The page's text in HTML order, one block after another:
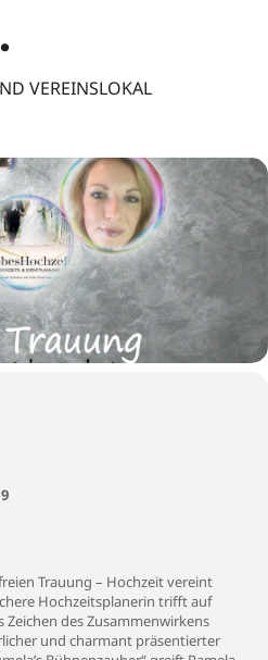
VEREINSLOKAL
Trauung – Hochzeit vereint
Hochzeitsplanerin trifft auf
des Zusammenwirkens
und charmant präsentierter